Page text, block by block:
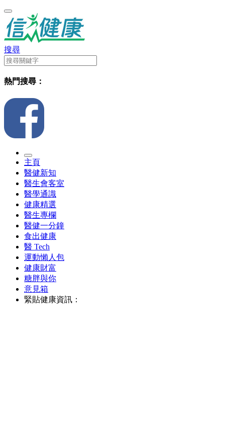
搜尋
熱門搜尋：
主頁
醫健新知
醫生會客室
醫學通識
健康精選
醫生專欄
醫健一分鐘
食出健康
醫 Tech
運動懶人包
健康財富
糖胖與你
意見箱
緊貼健康資訊：